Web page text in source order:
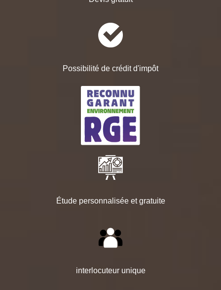
Possibilité de crédit d'impôt
Étude personnalisée et gratuite
interlocuteur unique